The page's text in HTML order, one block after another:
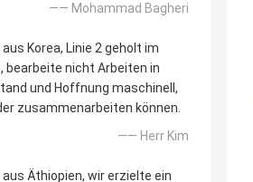
—— Mohammad Bagheri
Korea, Linie 2 geholt im
bearbeite nicht Arbeiten in
und Hoffnung maschinell,
zusammenarbeiten können.
—— Herr Kim
Äthiopien, wir erzielte ein